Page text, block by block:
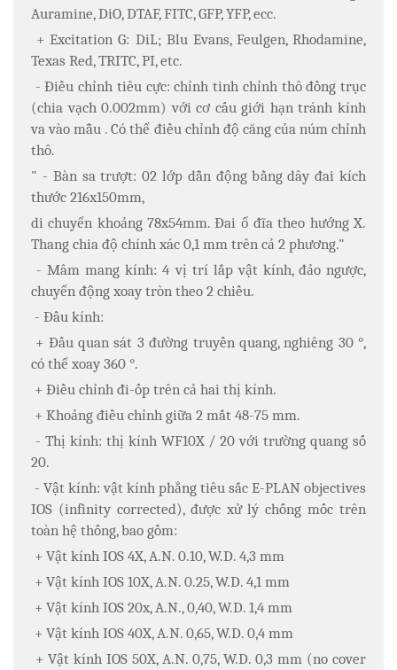
Auramine, DiO, DTAF, FITC, GFP, YFP, ecc.
+ Excitation G: DiL; Blu Evans, Feulgen, Rhodamine,
Texas Red, TRITC, PI, etc.
- Điều chỉnh tiêu cực: chỉnh tinh chỉnh thô đồng trục
(chia vạch 0.002mm) với cơ cấu giới hạn tránh kính
va vào mẫu . Có thể điều chỉnh độ căng của núm chỉnh
thô.
" - Bàn sa trượt: 02 lớp dẫn động bằng dây đai kích
thước 216x150mm,
di chuyển khoảng 78x54mm. Đai ổ đĩa theo hướng X.
Thang chia độ chính xác 0,1 mm trên cả 2 phương."
- Mâm mang kính: 4 vị trí lắp vật kính, đảo ngược,
chuyển động xoay tròn theo 2 chiều.
- Đầu kính:
+ Đầu quan sát 3 đường truyền quang, nghiêng 30 °,
có thể xoay 360 °.
+ Điều chỉnh đi-ốp trên cả hai thị kính.
+ Khoảng điều chỉnh giữa 2 mắt 48-75 mm.
- Thị kính: thị kính WF10X / 20 với trường quang số
20.
- Vật kính: vật kính phẳng tiêu sắc E-PLAN objectives
IOS (infinity corrected), được xử lý chống mốc trên
toàn hệ thống, bao gồm:
+ Vật kính IOS 4X, A.N. 0.10, W.D. 4,3 mm
+ Vật kính IOS 10X, A.N. 0.25, W.D. 4,1 mm
+ Vật kính IOS 20x, A.N., 0,40, W.D. 1,4 mm
+ Vật kính IOS 40X, A.N. 0,65, W.D. 0,4 mm
+ Vật kính IOS 50X, A.N. 0,75, W.D. 0,3 mm (no cover